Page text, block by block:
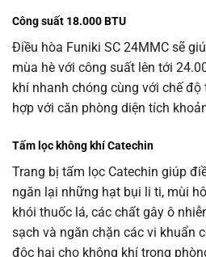
Công suất 18.000 BTU
Điều hòa Funiki SC 24MMC sẽ
mùa hè với công suất lên tới
khí nhanh chóng cùng với chế
hợp với căn phòng diện tích
Tấm lọc không khí Catechin
Trang bị tấm lọc Catechin giúp
ngăn lại những hạt bụi li ti, mùi
khói thuốc lá, các chất gây ô
sạch và ngăn chặn các vi khuẩn
độc hại cho không khí trong